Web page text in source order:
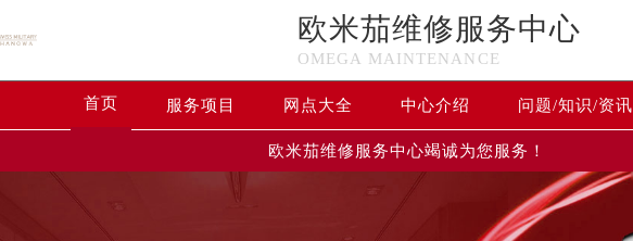
欧米茄维修服务中心
OMEGA MAINTENANCE
首页 服务项目 网点大全 中心介绍 问题/知识/资讯
欧米茄维修服务中心竭诚为您服务！